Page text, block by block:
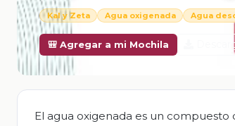
Kal y Zeta Agua oxigenada Agua
🎒 Agregar a mi Mochila
El agua oxigenada es un